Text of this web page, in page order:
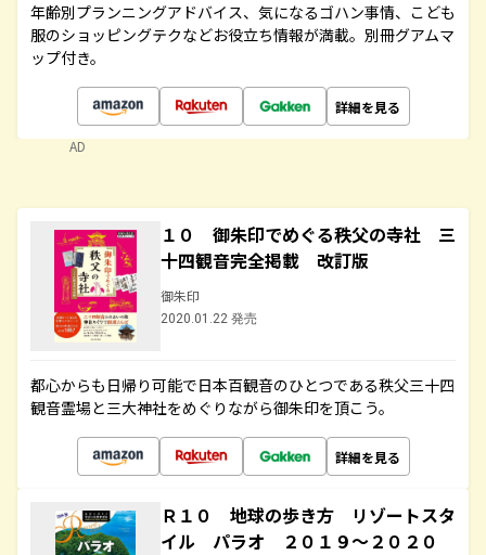
年齢別プランニングアドバイス、気になるゴハン事情、こども
服のショッピングテクなどお役立ち情報が満載。別冊グアムマ
ップ付き。
詳細を見る
AD
１０ 御朱印でめぐる秩父の寺社 三
十四観音完全掲載 改訂版
御朱印
2020.01.22 発売
都心からも日帰り可能で日本百観音のひとつである秩父三十四
観音霊場と三大神社をめぐりながら御朱印を頂こう。
詳細を見る
Ｒ１０ 地球の歩き方 リゾートスタ
イル パラオ ２０１９～２０２０